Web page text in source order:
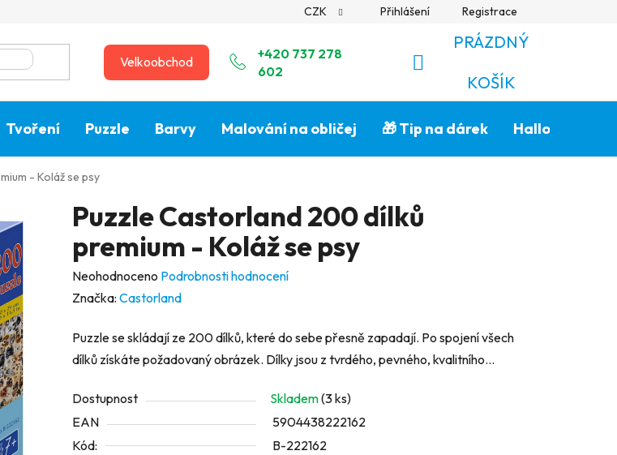
CZK Přihlášení Registrace
Velkoobchod
+420 737 278
602
NÁKUPNÍ
KOŠÍK
PRÁZDNÝ
KOŠÍK
Tvoření Puzzle Barvy Malování na obličej 🎁 Tip na dárek Halloween🎃
- Koláž se psy
Puzzle Castorland 200 dílků
premium - Koláž se psy
Průměrné
hodnocení
je
0,0
5
hvězdiček.
Neohodnoceno Podrobnosti hodnocení
Značka: Castorland
Puzzle se skládají ze 200 dílků, které do sebe přesně zapadají. Po spojení všech
dílků získáte požadovaný obrázek. Dílky jsou z tvrdého, pevného, kvalitního...
Dostupnost Skladem(3 ks)
EAN
5904438222162
Kód:
B-222162